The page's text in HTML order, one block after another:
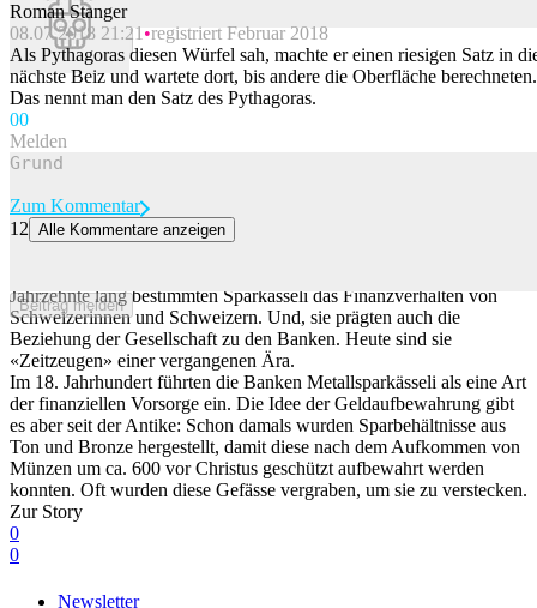
Beitrag melden
Roman Stanger
08.07.2018 21:21 registriert Februar 2018
Als Pythagoras diesen Würfel sah, machte er einen riesigen Satz in
nächste Beiz und wartete dort, bis andere die Oberfläche berechneten.
Das nennt man den Satz des Pythagoras.
00
Melden
Beitrag melden
Zum Kommentar
12 Alle Kommentare anzeigen
Jahrzehnte lang bestimmten Sparkässeli das Finanzverhalten von
Schweizerinnen und Schweizern. Und, sie prägten auch die
Beziehung der Gesellschaft zu den Banken. Heute sind sie
«Zeitzeugen» einer vergangenen Ära.
Im 18. Jahrhundert führten die Banken Metallsparkässeli als eine Art
der finanziellen Vorsorge ein. Die Idee der Geldaufbewahrung gibt
es aber seit der Antike: Schon damals wurden Sparbehältnisse aus
Ton und Bronze hergestellt, damit diese nach dem Aufkommen von
Münzen um ca. 600 vor Christus geschützt aufbewahrt werden
konnten. Oft wurden diese Gefässe vergraben, um sie zu verstecken.
Zur Story
0
0
Newsletter